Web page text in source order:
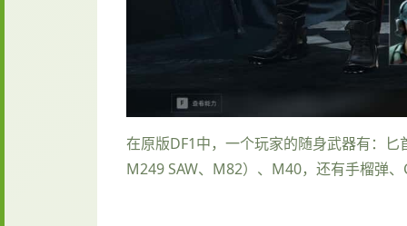
在原版DF1中，一个玩家的随身武器有：
M249 SAW、M82）、M40，还有手榴弹